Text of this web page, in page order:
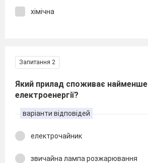
хімічна
Запитання 2
Який прилад споживає найменше
електроенергії?
варіанти відповідей
електрочайник
звичайна лампа розжарювання